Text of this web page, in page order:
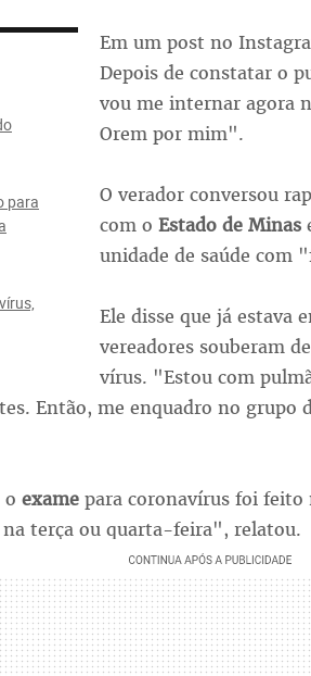
para
Em um post no
Depois de constatar o
vou me internar agora
Orem por mim".
O verador conversou
com o Estado de Minas
unidade de saúde com
Ele disse que já estava
vereadores souberam
vírus. "Estou com
Então, me enquadro no grupo
o examepara coronavírus foi feito
terça ou quarta-feira", relatou.